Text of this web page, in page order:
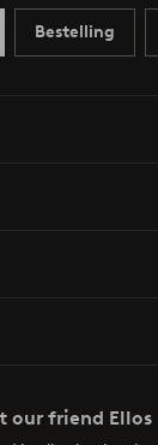
Bestelling
our friend Ellos